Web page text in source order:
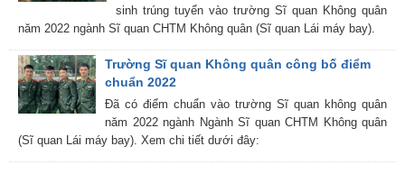
sinh trúng tuyển vào trường Sĩ quan Không quân
năm 2022 ngành Sĩ quan CHTM Không quân (Sĩ quan Lái máy bay).
Trường Sĩ quan Không quân công bố điểm
chuẩn 2022
Đã có điểm chuẩn vào trường Sĩ quan không quân
năm 2022 ngành Ngành Sĩ quan CHTM Không quân
(Sĩ quan Lái máy bay). Xem chi tiết dưới đây: